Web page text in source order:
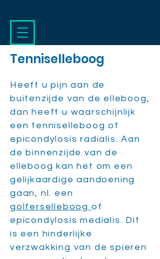
Tenniselleboog
Heeft u pijn aan de
buitenzijde van de elleboog,
dan heeft u waarschijnlijk
een tenniselleboog of
epicondylosis radialis. Aan
de binnenzijde van de
elleboog kan het om een
gelijkaardige aandoening
gaan, nl. een
golferselleboog of
epicondylosis medialis. Dit
is een hinderlijke
verzwakking van de spieren